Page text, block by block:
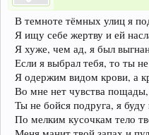
В темноте тёмных улиц я
Я ищу себе жертву и ей
Я хуже, чем ад, я был
Если я выбрал тебя, то ты
Я одержим видом крови, а
Во мне нет чувства
Ты не бойся подруга, я
По мелким кусочкам тело